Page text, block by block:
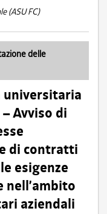
(ASU FC)
delle
universitaria
Avviso di
di contratti
esigenze
nell’ambito
aziendali